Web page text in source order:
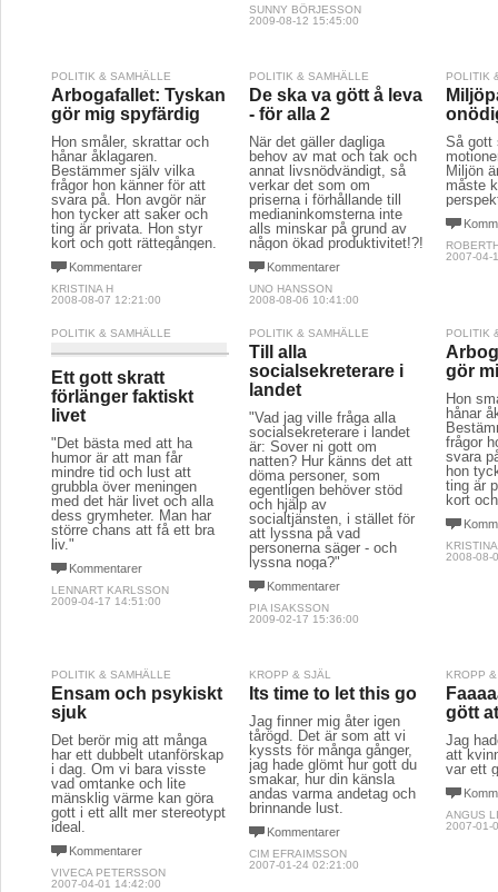
SUNNY BÖRJESSON
2009-08-12 15:45:00
POLITIK & SAMHÄLLE
Arbogafallet: Tyskan
gör mig spyfärdig
Hon småler, skrattar och
hånar åklagaren.
Bestämmer själv vilka
frågor hon känner för att
svara på. Hon avgör när
hon tycker att saker och
ting är privata. Hon styr
kort och gott rättegången.
Kommentarer
KRISTINA H
2008-08-07 12:21:00
POLITIK & SAMHÄLLE
De ska va gött å leva
- för alla 2
När det gäller dagliga
behov av mat och tak och
annat livsnödvändigt, så
verkar det som om
priserna i förhållande till
medianinkomsterna inte
alls minskar på grund av
någon ökad produktivitet!?!
Kommentarer
UNO HANSSON
2008-08-06 10:41:00
POLITIK
Så gott
Miljön
måste
2007-04-
POLITIK & SAMHÄLLE
Ett gott skratt
förlänger faktiskt
livet
"Det bästa med att ha
humor är att man får
mindre tid och lust att
grubbla över meningen
med det här livet och alla
dess grymheter. Man har
större chans att få ett bra
liv."
Kommentarer
LENNART KARLSSON
2009-04-17 14:51:00
POLITIK & SAMHÄLLE
Till alla
socialsekreterare i
landet
"Vad jag ville fråga alla
socialsekreterare i landet
är: Sover ni gott om
natten? Hur känns det att
döma personer, som
egentligen behöver stöd
och hjälp av
socialtjänsten, i stället för
att lyssna på vad
personerna säger - och
lyssna noga?"
Kommentarer
PIA ISAKSSON
2009-02-17 15:36:00
POLITIK
gör
Hon
hånar
frågor
svara
hon
ting är
kort
2008-08-
POLITIK & SAMHÄLLE
Ensam och psykiskt
sjuk
Det berör mig att många
har ett dubbelt utanförskap
i dag. Om vi bara visste
vad omtanke och lite
mänsklig värme kan göra
gott i ett allt mer stereotypt
ideal.
Kommentarer
VIVECA PETERSSON
2007-04-01 14:42:00
KROPP & SJÄL
Its time to let this go
Jag finner mig åter igen
tårögd. Det är som att vi
kyssts för många gånger,
jag hade glömt hur gott du
smakar, hur din känsla
andas varma andetag och
brinnande lust.
Kommentarer
CIM EFRAIMSSON
2007-01-24 02:21:00
KROPP
gött
Jag
att
var ett
ANGUS
2007-01-